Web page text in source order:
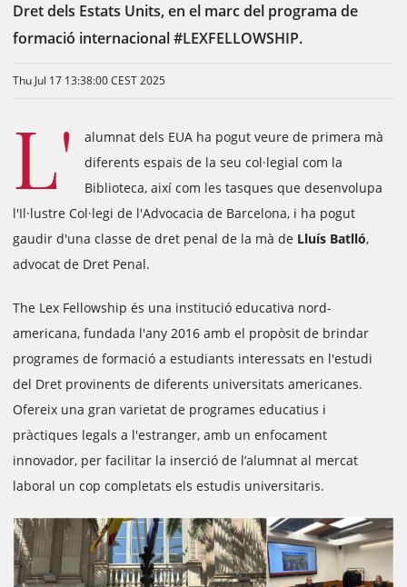
Dret dels Estats Units, en el marc del programa de
formació internacional #LEXFELLOWSHIP.
Thu Jul 17 13:38:00 CEST 2025
L'
alumnat dels EUA ha pogut veure de primera mà
diferents espais de la seu col·legial com la
Biblioteca, així com les tasques que desenvolupa
l'Il·lustre Col·legi de l'Advocacia de Barcelona, i ha pogut
gaudir d'una classe de dret penal de la mà de Lluís Batlló,
advocat de Dret Penal.
The Lex Fellowship és una institució educativa nord-
americana, fundada l'any 2016 amb el propòsit de brindar
programes de formació a estudiants interessats en l'estudi
del Dret provinents de diferents universitats americanes.
Ofereix una gran varietat de programes educatius i
pràctiques legals a l'estranger, amb un enfocament
innovador, per facilitar la inserció de l’alumnat al mercat
laboral un cop completats els estudis universitaris.